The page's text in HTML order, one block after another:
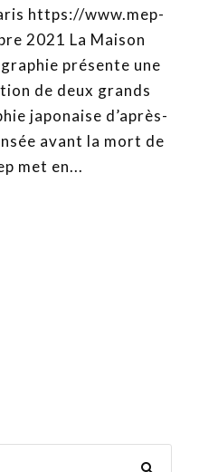
https://www.mep-
2021 La Maison
présente une
de deux grands
japonaise d’après-
avant la mort de
met en...